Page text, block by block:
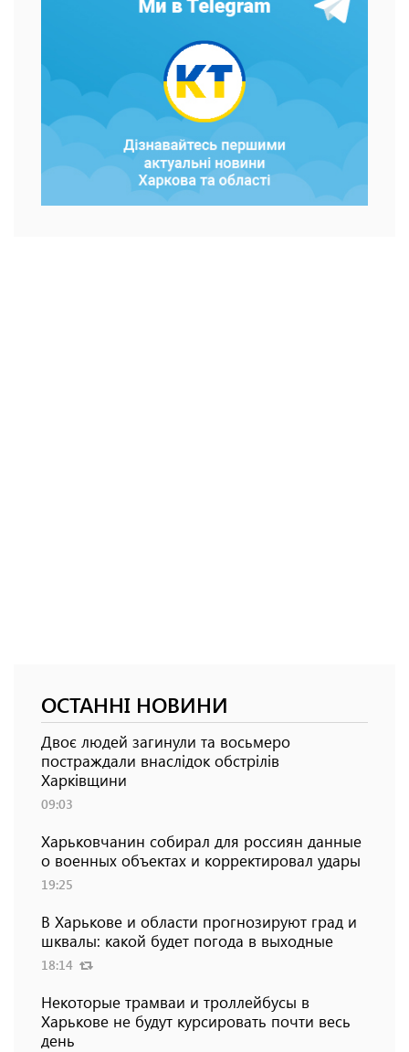
ОСТАННІ НОВИНИ
Двоє людей загинули та восьмеро
постраждали внаслідок обстрілів
Харківщини
09:03
Харьковчанин собирал для россиян данные
о военных объектах и ​​корректировал удары
19:25
В Харькове и области прогнозируют град и
шквалы: какой будет погода в выходные
18:14
Некоторые трамваи и троллейбусы в
Харькове не будут курсировать почти весь
день